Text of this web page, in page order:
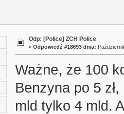
Odp: [Police] ZCH Police
« Odpowiedź #18693 dnia:
Ważne, że 100
Benzyna po 5
mld tylko 4 mld.